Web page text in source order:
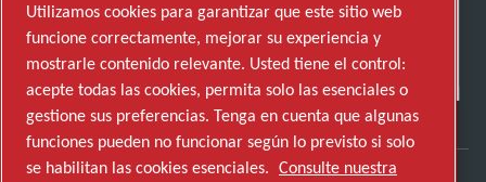
Utilizamos cookies para garantizar que este sitio web
funcione correctamente, mejorar su experiencia y
mostrarle contenido relevante. Usted tiene el control:
acepte todas las cookies, permita solo las esenciales o
gestione sus preferencias. Tenga en cuenta que algunas
funciones pueden no funcionar según lo previsto si solo
se habilitan las cookies esenciales. Consulte nuestra